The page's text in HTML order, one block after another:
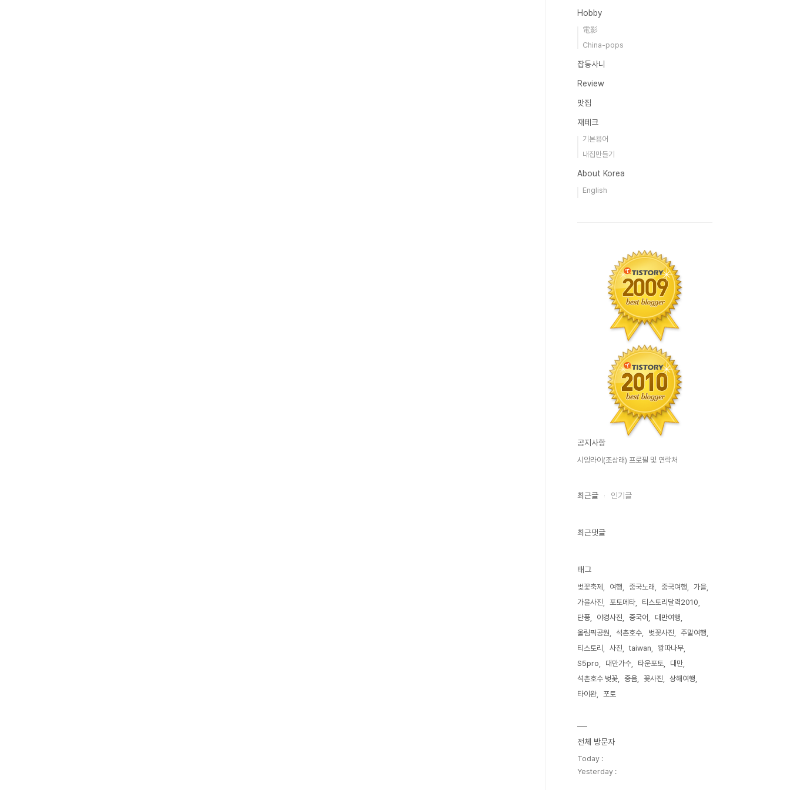
Hobby
電影
China-pops
잡동사니
Review
맛집
재테크
기본용어
내집만들기
About Korea
English
공지사항
시앙라이(조상래) 프로필 및 연락처
최근글 인기글
최근댓글
태그
벚꽃축제 여행 중국노래 중국여행
가을
가을사진
포토메타
티스토리달력2010
단풍
야경사진 중국어
대만여행
올림픽공원
석촌호수 벚꽃사진
주말여행
티스토리
사진 taiwan
왕따나무
S5pro
대만가수 타운포토
대만
석촌호수 벚꽃
중음 꽃사진
상해여행
타이완
포토
전체 방문자
Today :
Yesterday :